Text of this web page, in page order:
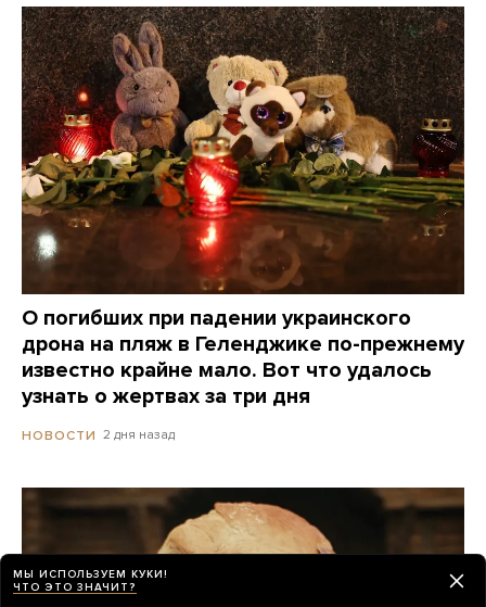
О погибших при падении украинского
дрона на пляж в Геленджике по-прежнему
известно крайне мало. Вот что удалось
узнать о жертвах за три дня
НОВОСТИ 2 дня назад
МЫ ИСПОЛЬЗУЕМ КУКИ!
ЧТО ЭТО ЗНАЧИТ?